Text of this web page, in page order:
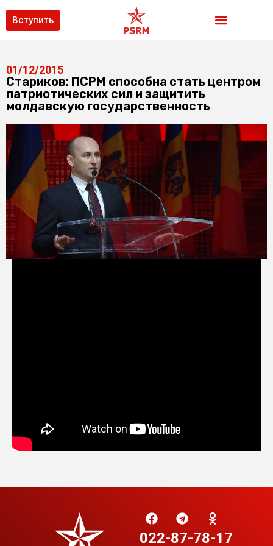
Вступить
01/12/2015
Стариков: ПСРМ способна стать центром
патриотических сил и защитить
молдавскую государственность
022-87-78-17